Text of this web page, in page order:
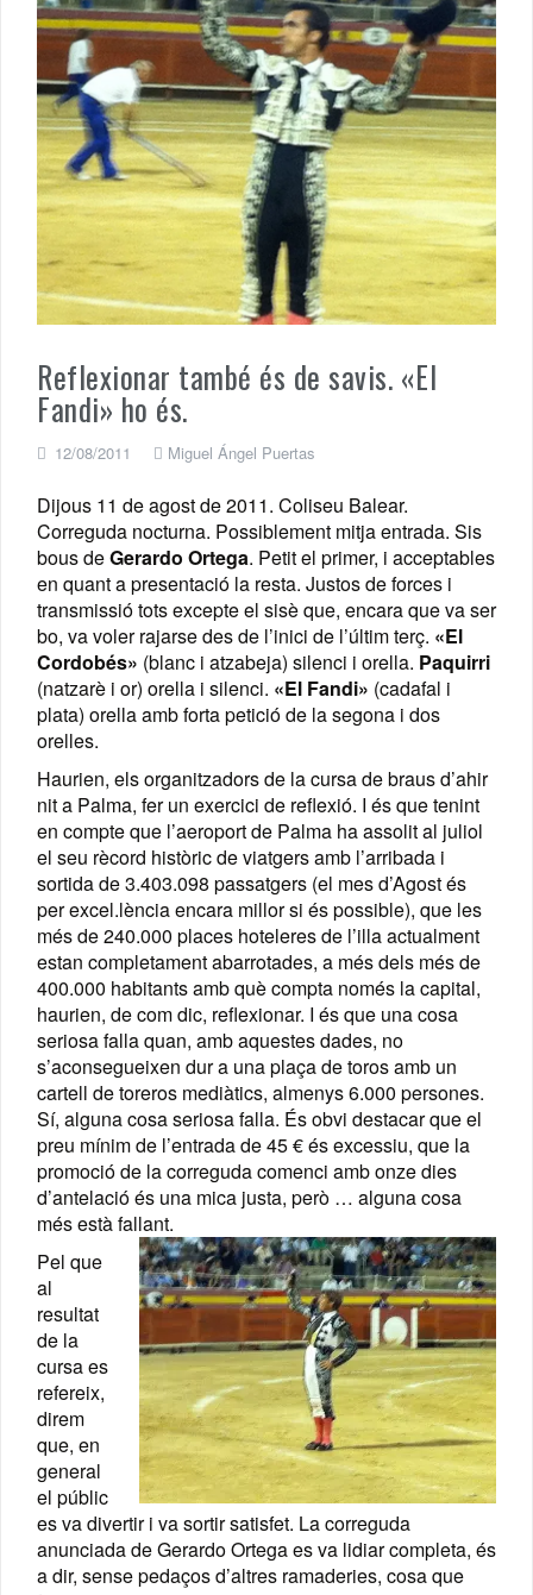
Reflexionar també és de savis. «El
Fandi» ho és.
12/08/2011 Miguel Ángel Puertas
Dijous 11 de agost de 2011. Coliseu Balear.
Correguda nocturna. Possiblement mitja entrada. Sis
bous deGerardo Ortega. Petit el primer, i acceptables
en quant a presentació la resta. Justos de forces i
transmissió tots excepte el sisè que, encara que va ser
bo, va voler rajarse des de l’inici de l’últim terç. «El
Cordobés» (blanc i atzabeja) silenci i orella. Paquirri
(natzarè i or) orella i silenci. «El Fandi» (cadafal i
plata) orella amb forta petició de la segona i dos
orelles.
Haurien, els organitzadors de la cursa de braus d’ahir
nit a Palma, fer un exercici de reflexió. I és que tenint
en compte que l’aeroport de Palma ha assolit al juliol
el seu rècord històric de viatgers amb l’arribada i
sortida de 3.403.098 passatgers (el mes d’Agost és
per excel.lència encara millor si és possible), que les
més de 240.000 places hoteleres de l’illa actualment
estan completament abarrotades, a més dels més de
400.000 habitants amb què compta només la capital,
haurien, de com dic, reflexionar. I és que una cosa
seriosa falla quan, amb aquestes dades, no
s’aconsegueixen dur a una plaça de toros amb un
cartell de toreros mediàtics, almenys 6.000 persones.
Sí, alguna cosa seriosa falla. És obvi destacar que el
preu mínim de l’entrada de 45 € és excessiu, que la
promoció de la correguda comenci amb onze dies
d’antelació és una mica justa, però … alguna cosa
més està fallant.
Pel que
al
resultat
de la
cursa es
refereix,
direm
que, en
general
el públic
es va divertir i va sortir satisfet. La correguda
anunciada de Gerardo Ortega es va lidiar completa, és
a dir, sense pedaços d’altres ramaderies, cosa que